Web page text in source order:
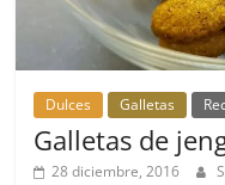
Dulces Galletas
Galletas de
28 diciembre, 2016